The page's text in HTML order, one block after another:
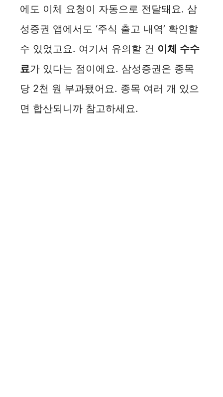
에도 이체 요청이 자동으로 전달돼요. 삼
성증권 앱에서도 ‘주식 출고 내역’ 확인할
수 있었고요. 여기서 유의할 건 이체 수수
료가 있다는 점이에요. 삼성증권은 종목
당 2천 원 부과됐어요. 종목 여러 개 있으
면 합산되니까 참고하세요.